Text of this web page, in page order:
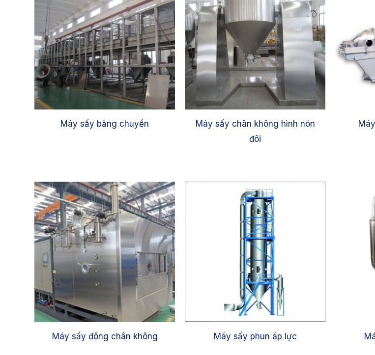
Máy sấy băng chuyền
Máy sấy chân không hình nón
đôi
Máy sấy đông chân không Máy sấy phun áp lực